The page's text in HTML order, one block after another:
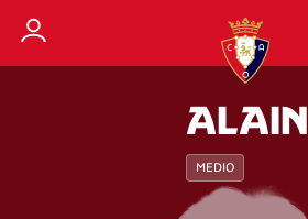
ALAIN
MEDIO